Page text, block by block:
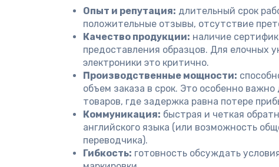
Опыт и репутация: длительный срок
положительные отзывы, отсутствие
Качество продукции: наличие
предоставления образцов. Для елочных
электроники это критично.
Производственные мощности:
объем заказа в срок. Это особенно
товаров, где задержка равна потере
Коммуникация: быстрая и четкая
английского языка (или возможность
переводчика).
Гибкость: готовность обсуждать